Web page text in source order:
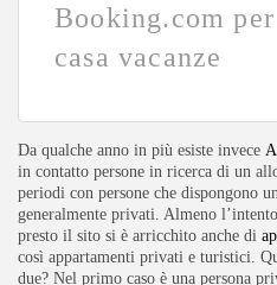
Booking.com
casa vacanze
Da qualche anno in più esiste invece
in contatto persone in ricerca di un
periodi con persone che dispongono
generalmente privati. Almeno
presto il sito si è arricchito anche di
così appartamenti privati e turistici.
due? Nel primo caso è una persona